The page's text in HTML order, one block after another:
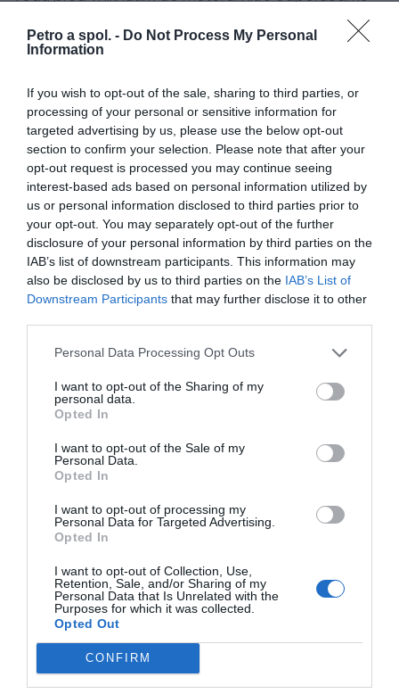
Petro a spol. - Do Not Process My Personal
Information
If you wish to opt-out of the sale, sharing to third parties, or
processing of your personal or sensitive information for
targeted advertising by us, please use the below opt-out
section to confirm your selection. Please note that after your
opt-out request is processed you may continue seeing
interest-based ads based on personal information utilized by
us or personal information disclosed to third parties prior to
your opt-out. You may separately opt-out of the further
disclosure of your personal information by third parties on the
IAB’s list of downstream participants. This information may
also be disclosed by us to third parties on the IAB’s List of
Downstream Participants that may further disclose it to other
Personal Data Processing Opt Outs
I want to opt-out of the Sharing of my
personal data.
Opted In
I want to opt-out of the Sale of my
Personal Data.
Opted In
I want to opt-out of processing my
Personal Data for Targeted Advertising.
Opted In
I want to opt-out of Collection, Use,
Retention, Sale, and/or Sharing of my
Personal Data that Is Unrelated with the
Purposes for which it was collected.
Opted Out
CONFIRM
prať s Yamalube ® Air Cleaner. Vlastnosti a výhody: •
Ekologický, šetrný k životnému prostrediu, vďaka
biologicky rozložiteľným prvkom • Zaisťuje optimálne
motocykle, skútre a štvorkolky
0.0
0% zákazníkov odporúča produkt
Pre pridanie recenzie sa musíte
Doprava zadarmo pri